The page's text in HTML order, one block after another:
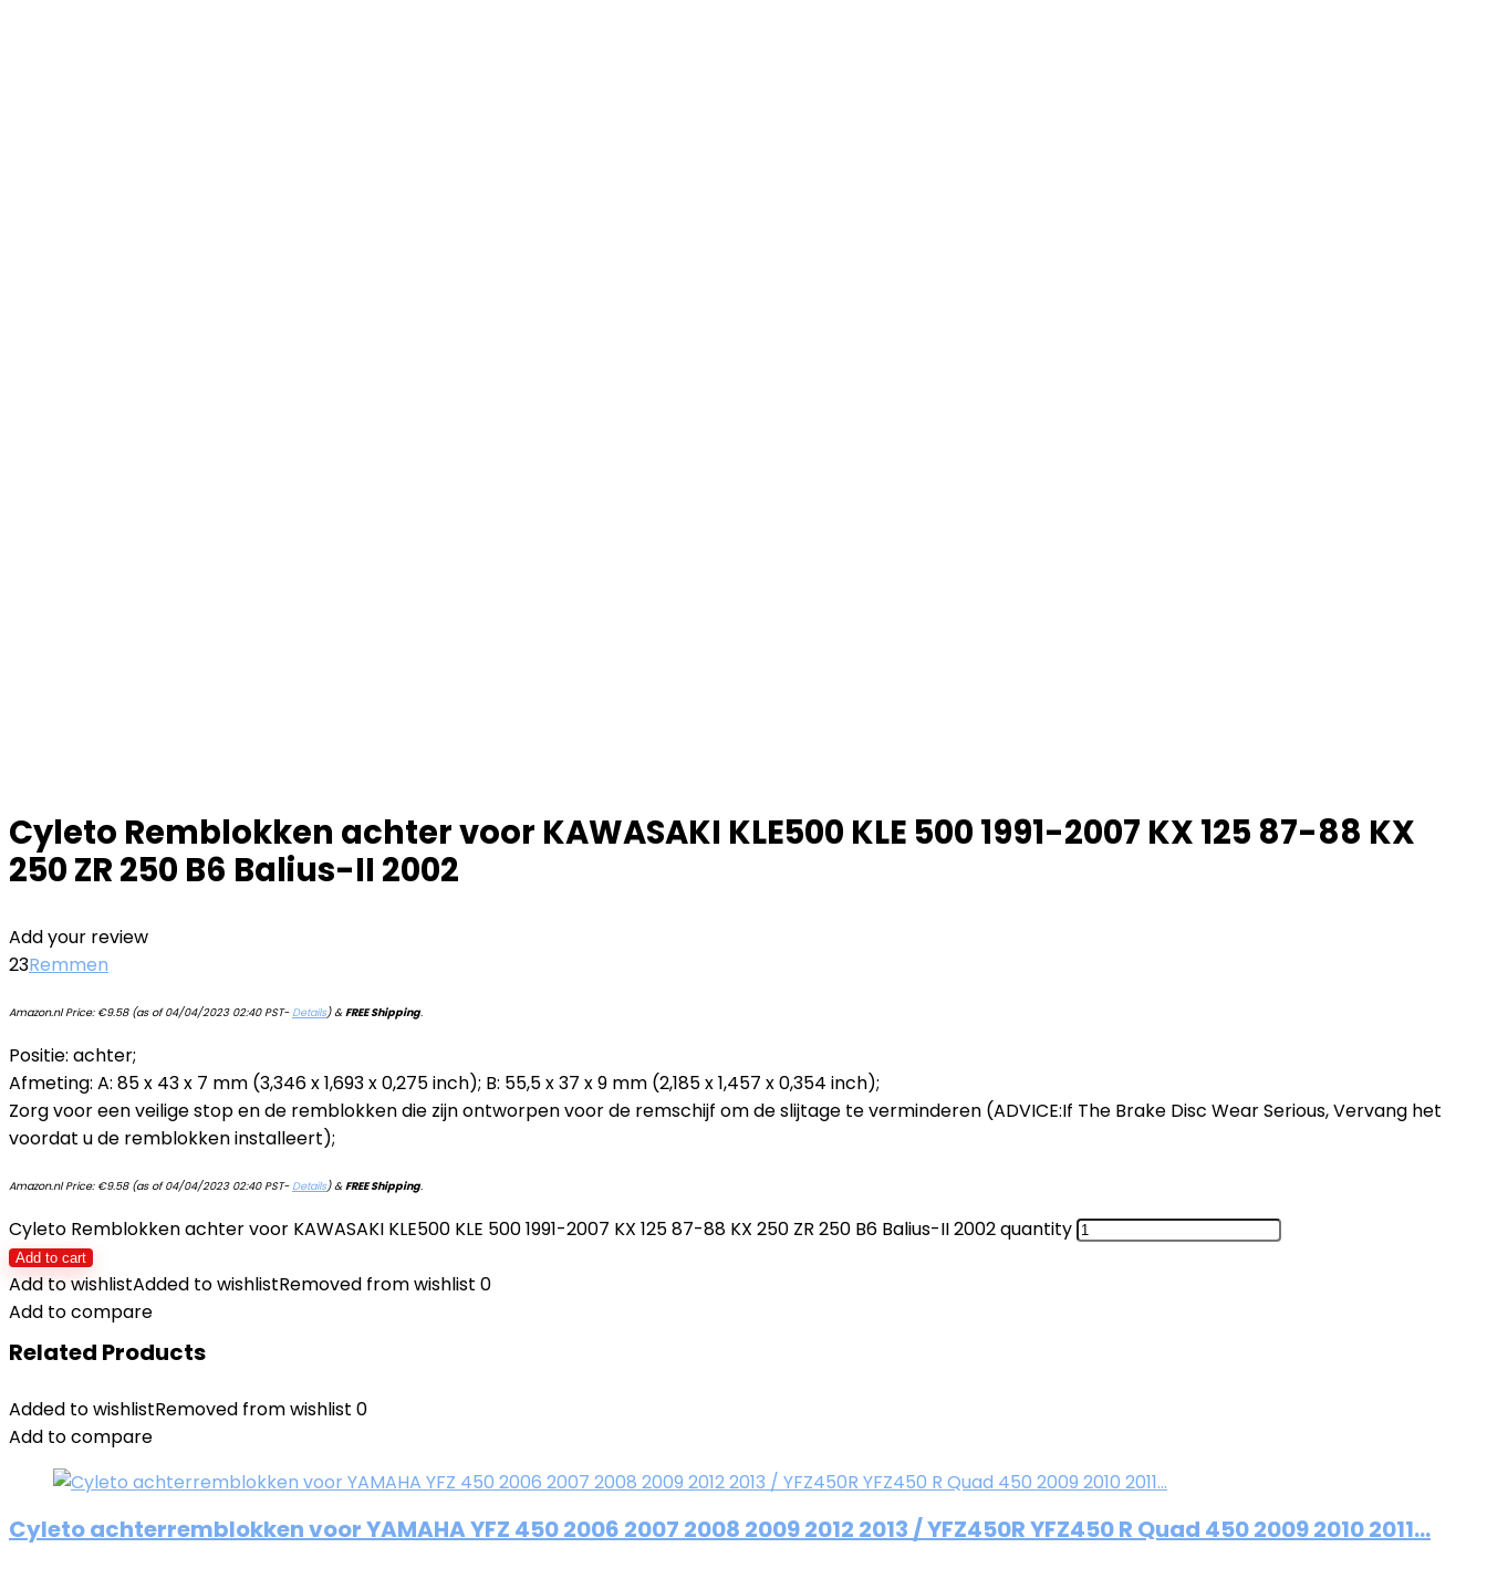
Cyleto Remblokken achter voor KAWASAKI KLE500 KLE 500 1991-2007 KX 125 87-88 KX
250 ZR 250 B6 Balius-II 2002
Add your review
23Remmen
Amazon.nl Price: €9.58(as of 04/04/2023 02:40 PST- Details)&FREE Shipping.
Positie: achter;
Afmeting: A: 85 x 43 x 7 mm (3,346 x 1,693 x 0,275 inch); B: 55,5 x 37 x 9 mm (2,185 x 1,457 x 0,354 inch);
Zorg voor een veilige stop en de remblokken die zijn ontworpen voor de remschijf om de slijtage te verminderen (ADVICE:If The Brake Disc Wear Serious, Vervang het
voordat u de remblokken installeert);
Amazon.nl Price: €9.58(as of 04/04/2023 02:40 PST- Details)&FREE Shipping.
Cyleto Remblokken achter voor KAWASAKI KLE500 KLE 500 1991-2007 KX 125 87-88 KX 250 ZR 250 B6 Balius-II 2002 quantity
Add to cart
Add to wishlistAdded to wishlistRemoved from wishlist 0
Add to compare
Related Products
Added to wishlistRemoved from wishlist 0
Add to compare
Cyleto achterremblokken voor YAMAHA YFZ 450 2006 2007 2008 2009 2012 2013 / YFZ450R YFZ450 R Quad 450 2009 2010 2011…